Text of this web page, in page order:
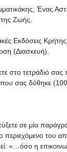
Ένας
Ζωής.
Εκδόσεις
(Διασκευή).
στο τετράδιό σας
σας δόθηκε
σε μία
περιεχόμενο του
«…όσο η